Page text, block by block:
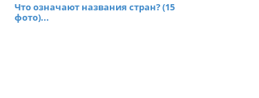
Что означают названия стран? (15
фото)...